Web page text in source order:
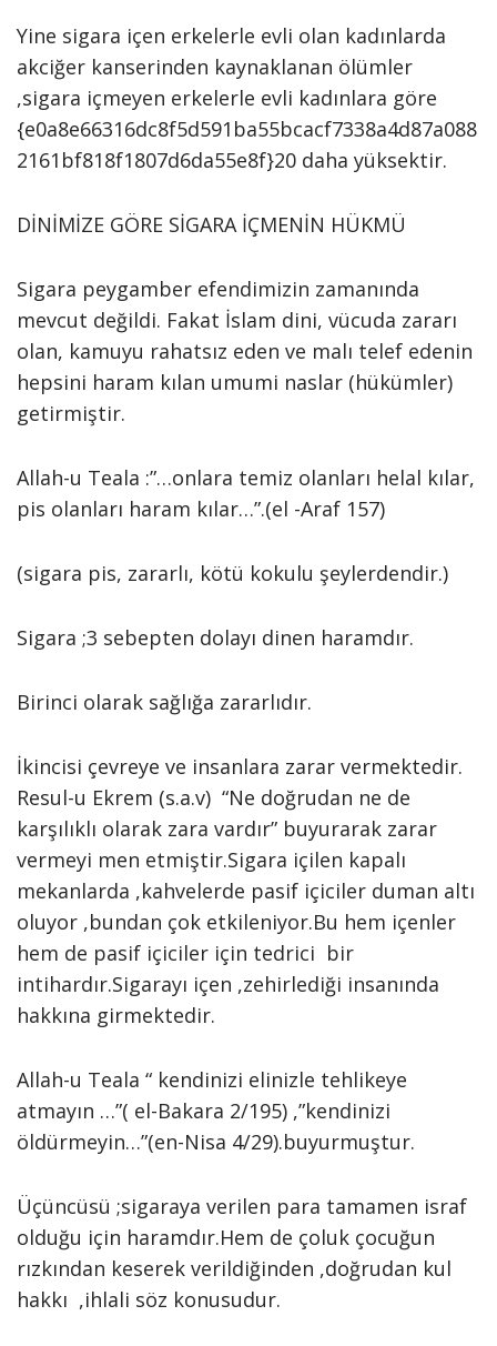
Yine sigara içen erkelerle evli olan kadınlarda
akciğer kanserinden kaynaklanan ölümler
,sigara içmeyen erkelerle evli kadınlara göre
{e0a8e66316dc8f5d591ba55bcacf7338a4d87a088
2161bf818f1807d6da55e8f}20 daha yüksektir.
DİNİMİZE GÖRE SİGARA İÇMENİN HÜKMÜ
Sigara peygamber efendimizin zamanında
mevcut değildi. Fakat İslam dini, vücuda zararı
olan, kamuyu rahatsız eden ve malı telef edenin
hepsini haram kılan umumi naslar (hükümler)
getirmiştir.
Allah-u Teala :”…onlara temiz olanları helal kılar,
pis olanları haram kılar…”.(el -Araf 157)
(sigara pis, zararlı, kötü kokulu şeylerdendir.)
Sigara ;3 sebepten dolayı dinen haramdır.
Birinci olarak sağlığa zararlıdır.
İkincisi çevreye ve insanlara zarar vermektedir.
Resul-u Ekrem (s.a.v) “Ne doğrudan ne de
karşılıklı olarak zara vardır” buyurarak zarar
vermeyi men etmiştir.Sigara içilen kapalı
mekanlarda ,kahvelerde pasif içiciler duman altı
oluyor ,bundan çok etkileniyor.Bu hem içenler
hem de pasif içiciler için tedrici bir
intihardır.Sigarayı içen ,zehirlediği insanında
hakkına girmektedir.
Allah-u Teala “ kendinizi elinizle tehlikeye
atmayın …”( el-Bakara 2/195) ,”kendinizi
öldürmeyin…”(en-Nisa 4/29).buyurmuştur.
Üçüncüsü ;sigaraya verilen para tamamen israf
olduğu için haramdır.Hem de çoluk çocuğun
rızkından keserek verildiğinden ,doğrudan kul
hakkı ,ihlali söz konusudur.